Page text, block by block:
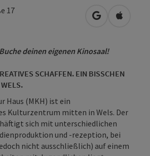
17
in Google
in
deinen eigenen Kinosaal!
SCHAFFEN. EIN BISSCHEN
Haus (MKH) ist ein
Kulturzentrum mitten in Wels. Der
sich mit unterschiedlichen
und -rezeption, bei
nicht ausschließlich) auf einem